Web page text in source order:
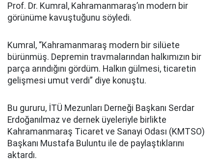
Prof. Dr. Kumral, Kahramanmaraş’ın modern bir
görünüme kavuştuğunu söyledi.
Kumral, “Kahramanmaraş modern bir silüete
bürünmüş. Depremin travmalarından halkımızın bir
parça arındığını gördüm. Halkın gülmesi, ticaretin
gelişmesi umut verdi” diye konuştu.
Bu gururu, İTÜ Mezunları Derneği Başkanı Serdar
Erdoğanılmaz ve dernek üyeleriyle birlikte
Kahramanmaraş Ticaret ve Sanayi Odası (KMTSO)
Başkanı Mustafa Buluntu ile de paylaştıklarını
aktardı.